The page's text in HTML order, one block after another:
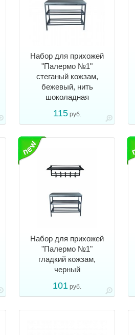
Набор для прихожей
"Палермо №1"
стеганый кожзам,
бежевый, нить
шоколадная
115руб.
Набор для прихожей
"Палермо №1"
гладкий кожзам,
черный
101 руб.